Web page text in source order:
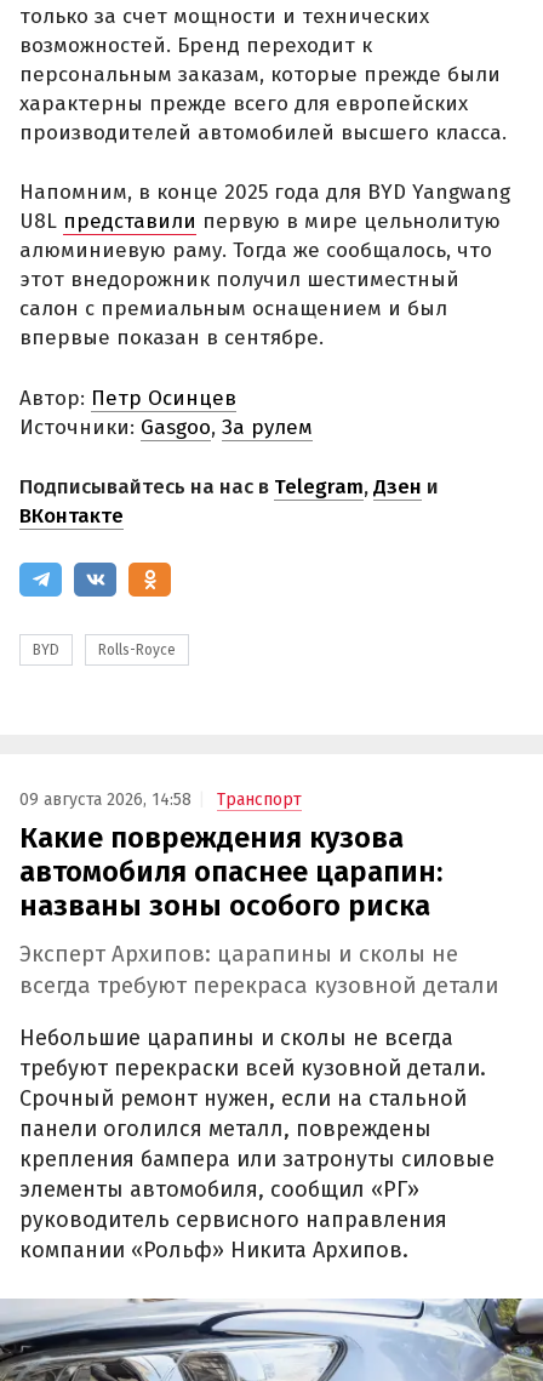
только за счет мощности и технических
возможностей. Бренд переходит к
персональным заказам, которые прежде были
характерны прежде всего для европейских
производителей автомобилей высшего класса.
Напомним, в конце 2025 года для BYD Yangwang
U8L представили первую в мире цельнолитую
алюминиевую раму. Тогда же сообщалось, что
этот внедорожник получил шестиместный
салон с премиальным оснащением и был
впервые показан в сентябре.
Автор: Петр Осинцев
Источники: Gasgoo, За рулем
Подписывайтесь на нас в Telegram,Дзен и
ВКонтакте
BYD Rolls-Royce
09 августа 2026, 14:58 Транспорт
Какие повреждения кузова
автомобиля опаснее царапин:
названы зоны особого риска
Эксперт Архипов: царапины и сколы не
всегда требуют перекраса кузовной детали
Небольшие царапины и сколы не всегда
требуют перекраски всей кузовной детали.
Срочный ремонт нужен, если на стальной
панели оголился металл, повреждены
крепления бампера или затронуты силовые
элементы автомобиля, сообщил «РГ»
руководитель сервисного направления
компании «Рольф» Никита Архипов.